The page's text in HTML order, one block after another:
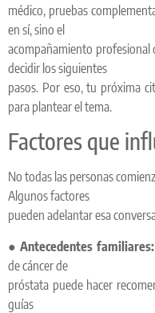
médico, pruebas
en sí, sino el
acompañamiento
decidir los siguientes
pasos. Por eso, tu próxima
para plantear el tema.
Factores que
No todas las personas
Algunos factores
pueden adelantar esa
●Antecedentes familiares:
de cáncer de
próstata puede hacer
guías